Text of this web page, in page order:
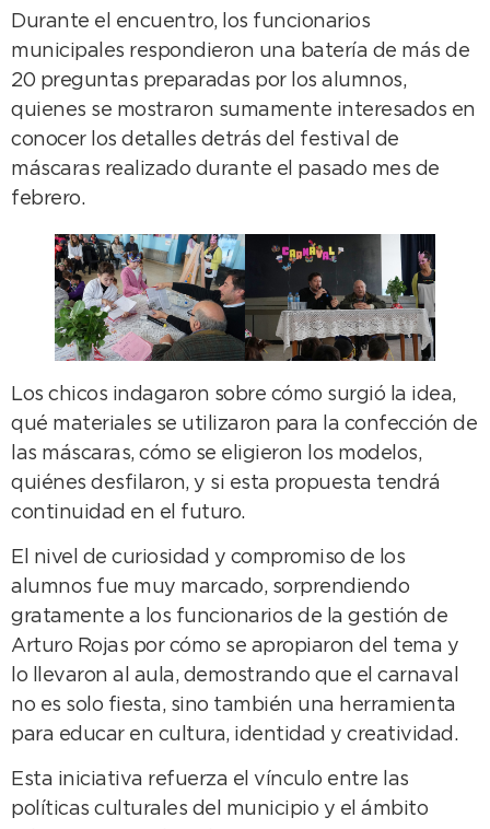
Durante el encuentro, los funcionarios
municipales respondieron una batería de más de
20 preguntas preparadas por los alumnos,
quienes se mostraron sumamente interesados en
conocer los detalles detrás del festival de
máscaras realizado durante el pasado mes de
febrero.
Los chicos indagaron sobre cómo surgió la idea,
qué materiales se utilizaron para la confección de
las máscaras, cómo se eligieron los modelos,
quiénes desfilaron, y si esta propuesta tendrá
continuidad en el futuro.
El nivel de curiosidad y compromiso de los
alumnos fue muy marcado, sorprendiendo
gratamente a los funcionarios de la gestión de
Arturo Rojas por cómo se apropiaron del tema y
lo llevaron al aula, demostrando que el carnaval
no es solo fiesta, sino también una herramienta
para educar en cultura, identidad y creatividad.
Esta iniciativa refuerza el vínculo entre las
políticas culturales del municipio y el ámbito